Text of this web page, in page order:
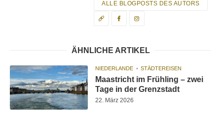
ALLE BLOGPOSTS DES AUTORS
ÄHNLICHE ARTIKEL
NIEDERLANDE STÄDTEREISEN
Maastricht im Frühling – zwei
Tage in der Grenzstadt
22. März 2026